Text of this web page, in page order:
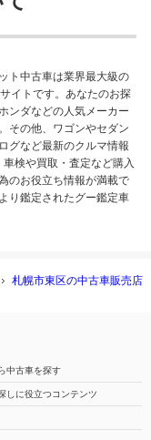
ト中古車は業界最大級の
イトです。あなたのお探
ンダなどの人気メーカー
その他、ワゴンやセダン
グなど最新のクルマ情報
検や買取・査定など購入
のお役立ち情報が満載で
り鑑定されたグー鑑定車
札幌市東区の中古車販売店
中古車を探す
しに役立つコンテンツ